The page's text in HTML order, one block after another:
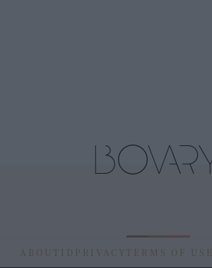
ABOUT ID PRIVACY TERMS OF USE